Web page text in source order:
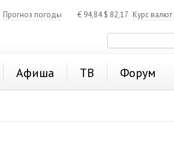
Прогноз погоды € 94,84$ 82,17 Курс валют
Афиша ТВ Форум